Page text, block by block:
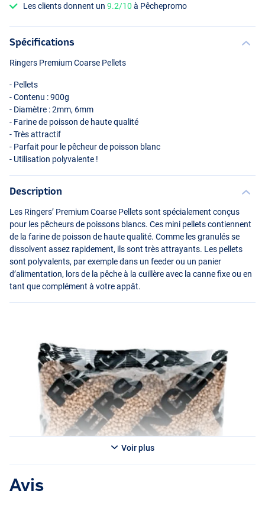
Les clients donnent un9.2/10 à Pêchepromo
Spécifications
Ringers Premium Coarse Pellets
- Pellets
- Contenu : 900g
- Diamètre : 2mm, 6mm
- Farine de poisson de haute qualité
- Très attractif
- Parfait pour le pêcheur de poisson blanc
- Utilisation polyvalente !
Description
Les Ringers’ Premium Coarse Pellets sont spécialement conçus
pour les pêcheurs de poissons blancs. Ces mini pellets contiennent
de la farine de poisson de haute qualité. Comme les granulés se
dissolvent assez rapidement, ils sont très attrayants. Les pellets
sont polyvalents, par exemple dans un feeder ou un panier
d’alimentation, lors de la pêche à la cuillère avec la canne fixe ou en
tant que complément à votre appât.
Voir plus
Avis